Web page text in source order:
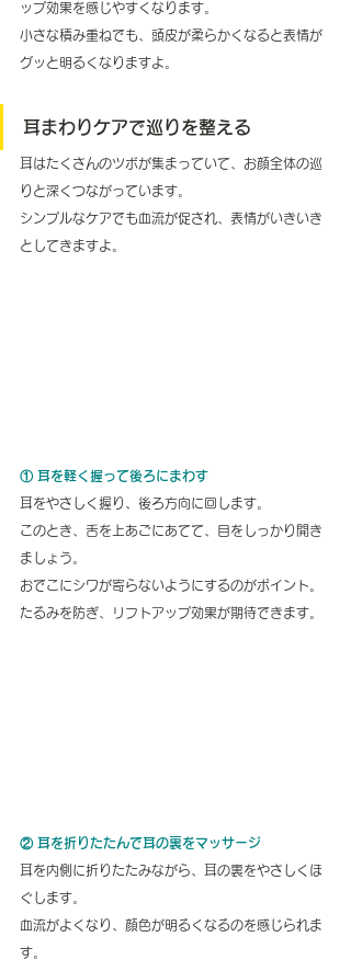
ップ効果を感じやすくなります。
小さな積み重ねでも、頭皮が柔らかくなると表情が
グッと明るくなりますよ。
耳まわりケアで巡りを整える
耳はたくさんのツボが集まっていて、お顔全体の巡
りと深くつながっています。
シンプルなケアでも血流が促され、表情がいきいき
としてきますよ。
① 耳を軽く握って後ろにまわす
耳をやさしく握り、後ろ方向に回します。
このとき、舌を上あごにあてて、目をしっかり開き
ましょう。
おでこにシワが寄らないようにするのがポイント。
たるみを防ぎ、リフトアップ効果が期待できます。
② 耳を折りたたんで耳の裏をマッサージ
耳を内側に折りたたみながら、耳の裏をやさしくほ
ぐします。
血流がよくなり、顔色が明るくなるのを感じられま
す。